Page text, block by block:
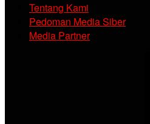
Tentang Kami
Pedoman Media Siber
Media Partner